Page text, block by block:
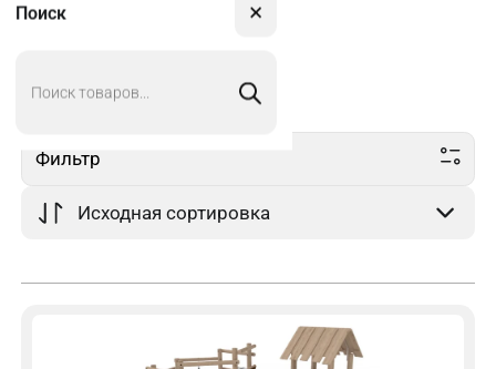
Поиск ✕
810в Алматы
Фильтр